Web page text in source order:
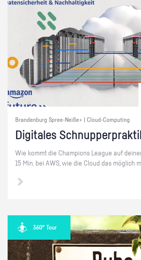
Brandenburg Spree-Neiße+ | Cloud-Computing
Di­gi­ta­les
Wie kommt die Cham­pi­ons Le­ague auf
15 Min. bei AWS, wie die Cloud das mög­lich
360° Tour